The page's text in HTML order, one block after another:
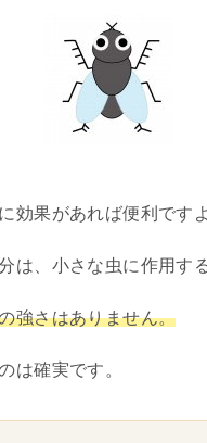
効果があれば便利ですよ
は、小さな虫に作用す
強さはありません。
は確実です。